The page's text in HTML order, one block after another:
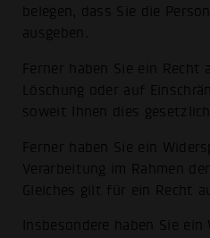
belegen, dass Sie die
ausgeben.
Ferner haben Sie ein Recht
Löschung oder auf
soweit Ihnen dies
Ferner haben Sie ein
Verarbeitung im Rahmen
Gleiches gilt für ein Recht
Insbesondere haben Sie